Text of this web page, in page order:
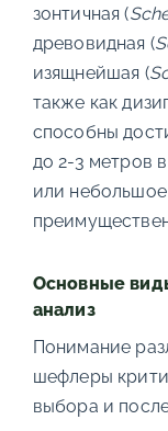
зонтичная (
древовидная (
изящнейшая (
также как
способны
до 2-3 метров
или
Основные
анализ
Понимание
шефлеры
выбора и